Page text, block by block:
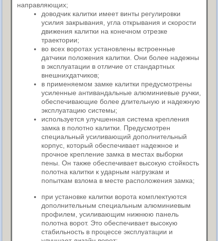
направляющих;
доводчик калитки имеет винты регулировки
усилия закрывания, угла открывания и скорости
движения калитки на конечном отрезке
траектории;
во всех воротах установлены встроенные
датчики положения калитки. Они более надежны
в эксплуатации в отличие от стандартных
внешнихдатчиков;
в применяемом замке калитки предусмотрены
усиленные антивандальные алюминиевые ручки,
обеспечивающие более длительную и надежную
эксплуатацию системы;
используется улучшенная система крепления
замка в полотно калитки. Предусмотрен
специальныйусиливающий дополнительный
корпус, который обеспечивает надежное и
прочное крепление замка в местах выборки
пены. Он также обеспечивает высокую стойкость
полотна калитки к ударным нагрузкам и
попыткам взлома в месте расположения замка;
при установке калитки ворота комплектуются
дополнительным специальным алюминиевым
профилем,усиливающим нижнюю панель
полотна ворот. Это обеспечивает высокую
стабильность в процессе эксплуатации и